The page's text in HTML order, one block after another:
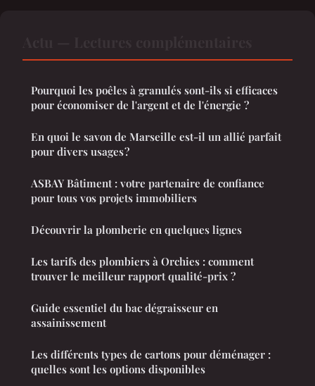
Pourquoi les poêles à granulés sont-ils si efficaces
pour économiser de l'argent et de l'énergie ?
En quoi le savon de Marseille est-il un allié parfait
pour divers usages ?
ASBAY Bâtiment : votre partenaire de confiance
pour tous vos projets immobiliers
Découvrir la plomberie en quelques lignes
Les tarifs des plombiers à Orchies : comment
trouver le meilleur rapport qualité-prix ?
Guide essentiel du bac dégraisseur en
assainissement
Les différents types de cartons pour déménager :
quelles sont les options disponibles